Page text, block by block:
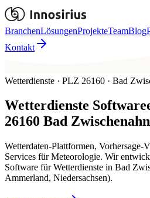
BranchenLösungenProjekteTeamBlog
Kontakt
Wetterdienste · PLZ 26160 · Bad
Wetterdienste
26160 Bad Zwischenahn
Wetterdaten-Plattformen, Vorhersage-
Services für Meteorologie. Wir
Software für Wetterdienste in Bad
Ammerland, Niedersachsen).